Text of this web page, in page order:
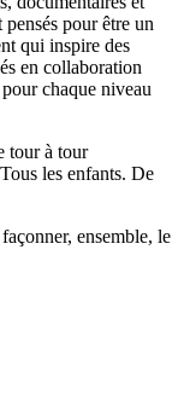
pour être un
qui inspire des
en collaboration
chaque niveau
tour à tour
les enfants. De
ensemble, le